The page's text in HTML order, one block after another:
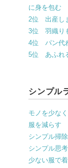
に身を包む
2位 出産し
3位 羽織り
4位 パン代
5位 あふれ
シンプル
モノを少な
服を減らす
シンプル掃
シンプル思
少ない服で